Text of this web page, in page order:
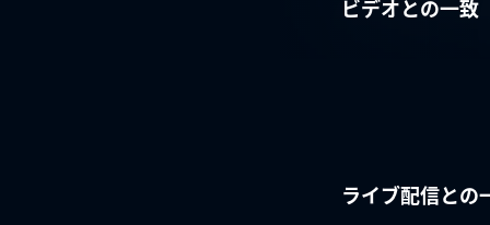
ビデオとの一致
ライブ配信との